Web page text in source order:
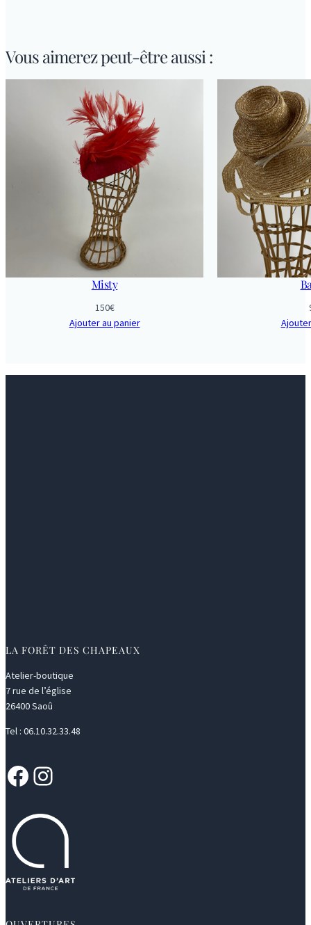
T
o
p
Vous aimerez peut-être aussi :
Misty
150€
Ajouter au panier
LA FORÊT DES CHAPEAUX
Atelier-boutique
7 rue de l’église
26400 Saoû
Tel : 06.10.32.33.48
Facebook Instagram